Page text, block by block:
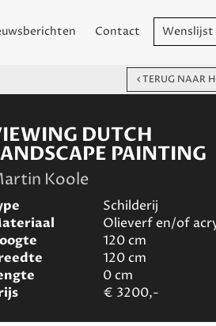
Contact Wenslijst
TERUG NAAR
DUTCH
PAINTING
Koole
Schilderij
Olieverf en/of
120cm
120cm
0cm
€ 3200,-